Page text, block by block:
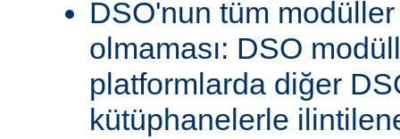
DSO'nun tüm
olmaması: DSO
platformlarda diğer
kütüphanelerle